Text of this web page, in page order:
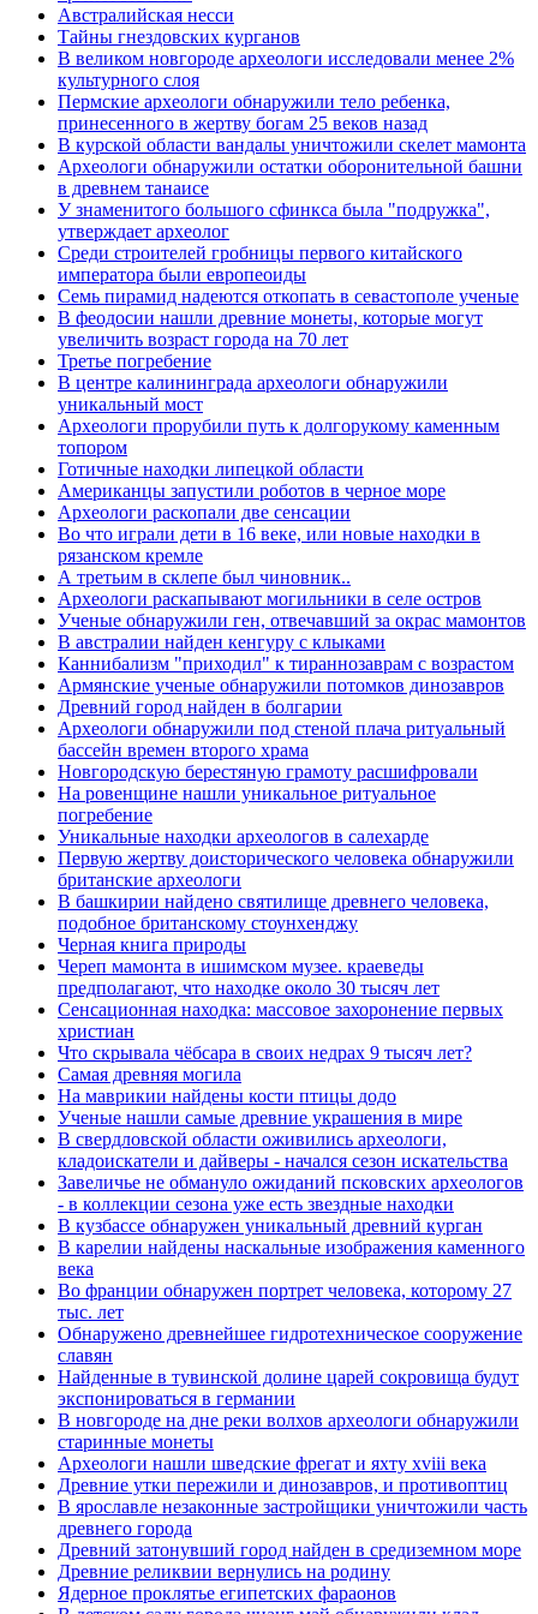
Австралийская несси
Тайны гнездовских курганов
В великом новгороде археологи исследовали менее 2%
культурного слоя
Пермские археологи обнаружили тело ребенка,
принесенного в жертву богам 25 веков назад
В курской области вандалы уничтожили скелет мамонта
Археологи обнаружили остатки оборонительной башни
в древнем танаисе
У знаменитого большого сфинкса была "подружка",
утверждает археолог
Среди строителей гробницы первого китайского
императора были европеоиды
Семь пирамид надеются откопать в севастополе ученые
В феодосии нашли древние монеты, которые могут
увеличить возраст города на 70 лет
Третье погребение
В центре калининграда археологи обнаружили
уникальный мост
Археологи прорубили путь к долгорукому каменным
топором
Готичные находки липецкой области
Американцы запустили роботов в черное море
Археологи раскопали две сенсации
Во что играли дети в 16 веке, или новые находки в
рязанском кремле
А третьим в склепе был чиновник..
Археологи раскапывают могильники в селе остров
Ученые обнаружили ген, отвечавший за окрас мамонтов
В австралии найден кенгуру с клыками
Каннибализм "приходил" к тираннозаврам с возрастом
Армянские ученые обнаружили потомков динозавров
Древний город найден в болгарии
Археологи обнаружили под стеной плача ритуальный
бассейн времен второго храма
Новгородскую берестяную грамоту расшифровали
На ровенщине нашли уникальное ритуальное
погребение
Уникальные находки археологов в салехарде
Первую жертву доисторического человека обнаружили
британские археологи
В башкирии найдено святилище древнего человека,
подобное британскому стоунхенджу
Черная книга природы
Череп мамонта в ишимском музее. краеведы
предполагают, что находке около 30 тысяч лет
Сенсационная находка: массовое захоронение первых
христиан
Что скрывала чёбсара в своих недрах 9 тысяч лет?
Самая древняя могила
На маврикии найдены кости птицы додо
Ученые нашли самые древние украшения в мире
В свердловской области оживились археологи,
кладоискатели и дайверы - начался сезон искательства
Завеличье не обмануло ожиданий псковских археологов
- в коллекции сезона уже есть звездные находки
В кузбассе обнаружен уникальный древний курган
В карелии найдены наскальные изображения каменного
века
Во франции обнаружен портрет человека, которому 27
тыс. лет
Обнаружено древнейшее гидротехническое сооружение
славян
Найденные в тувинской долине царей сокровища будут
экспонироваться в германии
В новгороде на дне реки волхов археологи обнаружили
старинные монеты
Археологи нашли шведские фрегат и яхту xviii века
Древние утки пережили и динозавров, и противоптиц
В ярославле незаконные застройщики уничтожили часть
древнего города
Древний затонувший город найден в средиземном море
Древние реликвии вернулись на родину
Ядерное проклятье египетских фараонов